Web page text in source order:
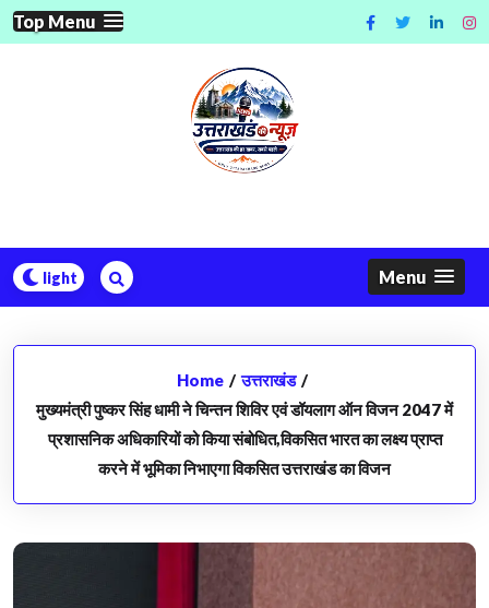
Skip
to
Top Menu
Menu
Home / उत्तराखंड /
मुख्यमंत्री पुष्कर सिंह धामी ने चिन्तन शिविर एवं डॉयलाग ऑन विजन 2047 में
प्रशासनिक अधिकारियों को किया संबोधित,विकसित भारत का लक्ष्य प्राप्त
करने में भूमिका निभाएगा विकसित उत्तराखंड का विजन